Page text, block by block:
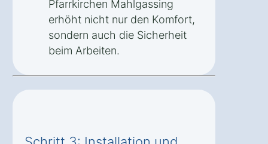
Pfarrkirchen Mahlgassing
erhöht nicht nur den Komfort,
sondern auch die Sicherheit
beim Arbeiten.